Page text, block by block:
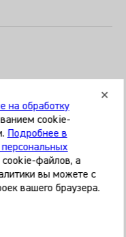
является
Необходима
данный сайт,
на обработку
cookie-
Подробнее в
cookie-файлов, а
вы можете с
вашего браузера.